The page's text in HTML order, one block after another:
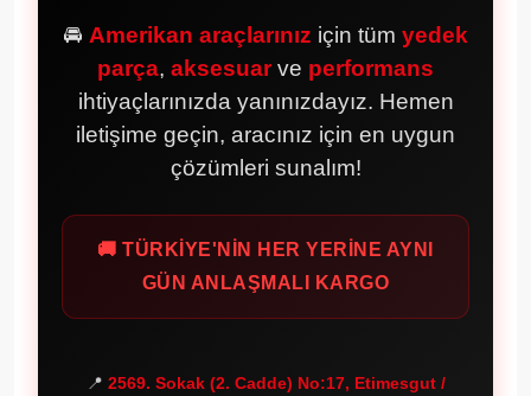
🚘 Amerikan araçlarınız için tüm yedek
parça, aksesuarve performans
ihtiyaçlarınızda yanınızdayız. Hemen
iletişime geçin, aracınız için en uygun
çözümleri sunalım!
🚚 TÜRKİYE'NİN HER YERİNE AYNI
GÜN ANLAŞMALI KARGO
📍 2569. Sokak (2. Cadde) No:17, Etimesgut /